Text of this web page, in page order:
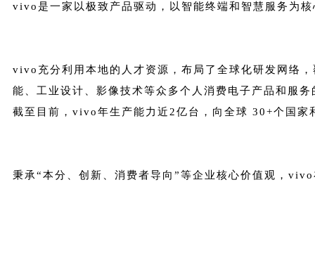
vivo是一家以极致产品驱动，以智能终端和智慧服务为
vivo充分利用本地的人才资源，布局了全球化研发网络
能、工业设计、影像技术等众多个人消费电子产品和服
截至目前，vivo年生产能力近2亿台，向全球 30+个国家
秉承“本分、创新、消费者导向”等企业核心价值观，